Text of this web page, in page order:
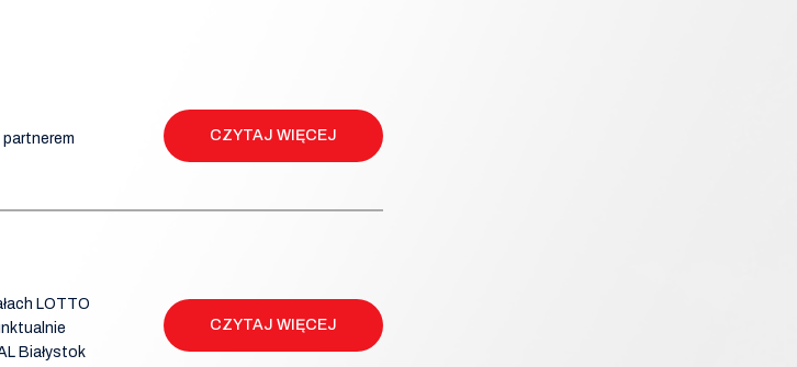
CZYTAJ WIĘCEJ
LOTTO
Białystok
CZYTAJ WIĘCEJ